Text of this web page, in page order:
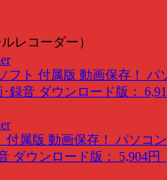
レコーダー）
フト 付属版 動画保存！ パ
･録音 ダウンロード版：
付属版 動画保存！ パソコ
ダウンロード版： 5,904円